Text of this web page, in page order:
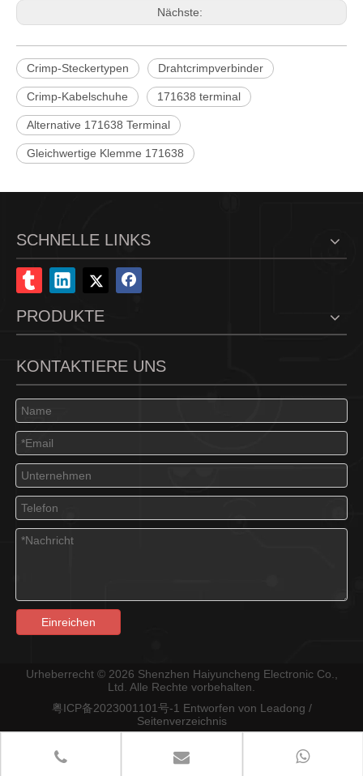
4,14-mm-Draht-zu-Draht-Steckergehäuse P1020-1*3-NHK
FL-4,14 ​​mm Crimpgehäuse (Buchse) P1020-2*2-WH HRB Zweireihiges Buchsengehäuse
Nächste:
Crimp-Steckertypen Drahtcrimpverbinder
Crimp-Kabelschuhe 171638 terminal
Alternative 171638 Terminal
Gleichwertige Klemme 171638
SCHNELLE LINKS
PRODUKTE
KONTAKTIERE UNS
Einreichen
Urheberrecht © 2026 Shenzhen Haiyuncheng Electronic Co.,
Ltd. Alle Rechte vorbehalten.
粤ICP备2023001101号-1 Entworfen von Leadong /
Seitenverzeichnis